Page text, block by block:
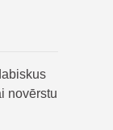
novērstu